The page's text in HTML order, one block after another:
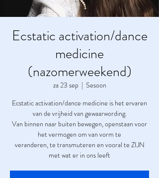
Ecstatic activation/dance
medicine
(nazomerweekend)
za 23 sep
  |
Sesoon
Ecstatic activation/dance medicine is het ervaren
van de vrijheid van gewaarwording.
Van binnen naar buiten bewegen, openstaan voor
het vermogen om van vorm te
veranderen, te transmuteren en vooral te ZIJN
met wat er in ons leeft